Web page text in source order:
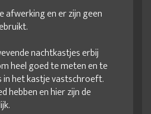
afwerking en er zijn geen
nachtkastjes erbij
heel goed te meten en te
in het kastje vastschroeft.
hebben en hier zijn de